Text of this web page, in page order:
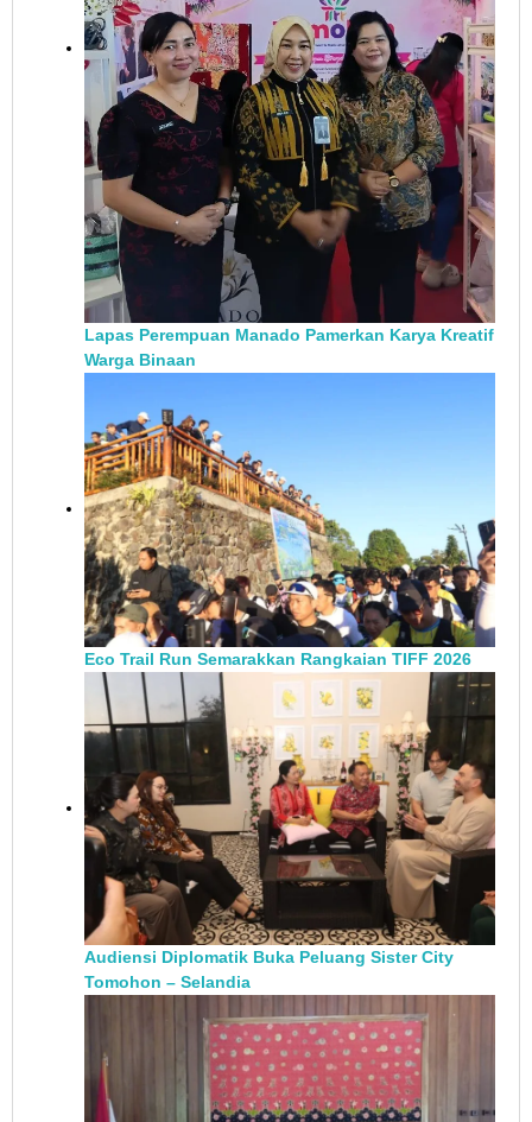
Lapas Perempuan Manado Pamerkan Karya Kreatif
Warga Binaan
Eco Trail Run Semarakkan Rangkaian TIFF 2026
Audiensi Diplomatik Buka Peluang Sister City
Tomohon – Selandia